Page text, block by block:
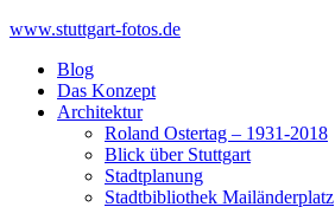
Skip
content
www.stuttgart-fotos.de
Blog
Das Konzept
Architektur
Roland Ostertag – 1931-2018
Blick über Stuttgart
Stadtplanung
Stadtbibliothek Mailänderplatz